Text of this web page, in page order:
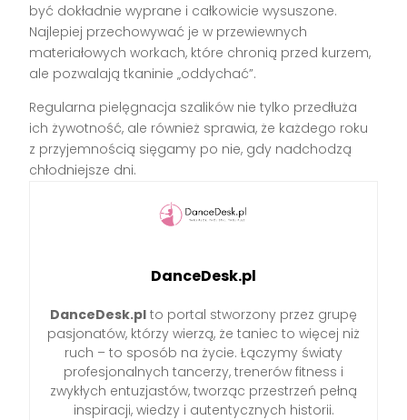
być dokładnie wyprane i całkowicie wysuszone.
Najlepiej przechowywać je w przewiewnych
materiałowych workach, które chronią przed kurzem,
ale pozwalają tkaninie „oddychać”.
Regularna pielęgnacja szalików nie tylko przedłuża
ich żywotność, ale również sprawia, że każdego roku
z przyjemnością sięgamy po nie, gdy nadchodzą
chłodniejsze dni.
DanceDesk.pl
DanceDesk.pl to portal stworzony przez grupę
pasjonatów, którzy wierzą, że taniec to więcej niż
ruch – to sposób na życie. Łączymy światy
profesjonalnych tancerzy, trenerów fitness i
zwykłych entuzjastów, tworząc przestrzeń pełną
inspiracji, wiedzy i autentycznych historii.